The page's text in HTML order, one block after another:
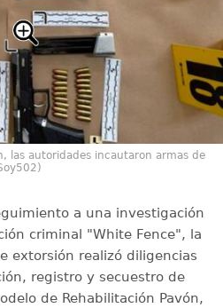
las autoridades incautaron armas de
a una investigación
criminal "White Fence", la
extorsión realizó diligencias
registro y secuestro de
de Rehabilitación Pavón,